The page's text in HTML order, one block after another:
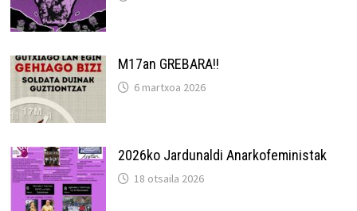
M17an GREBARA!!
6 martxoa 2026
2026ko Jardunaldi Anarkofeministak
18 otsaila 2026